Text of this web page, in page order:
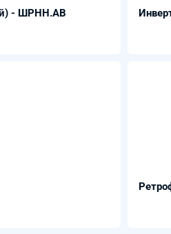
- ШРНН.АВ